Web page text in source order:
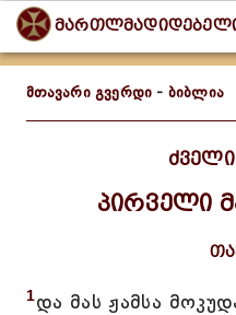
მთავარი გვერდი - ბიბლია
პირველი
1და მას ჟამსა